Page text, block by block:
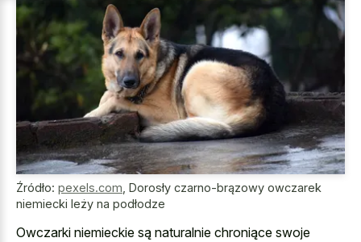
Źródło: pexels.com Dorosły czarno-brązowy owczarek
niemiecki leży na podłodze
Owczarki niemieckie są naturalnie chroniące swoje